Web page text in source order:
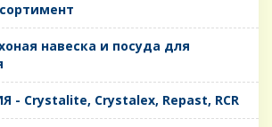
навеска и посуда для
- Crystalite, Crystalex, Repast, RCR